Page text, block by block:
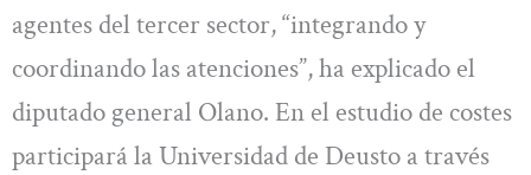
agentes del tercer sector, “integrando y
coordinando las atenciones”, ha explicado el
diputado general Olano. En el estudio de costes
participará la Universidad de Deusto a través